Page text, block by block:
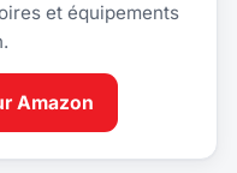
et équipements
Amazon